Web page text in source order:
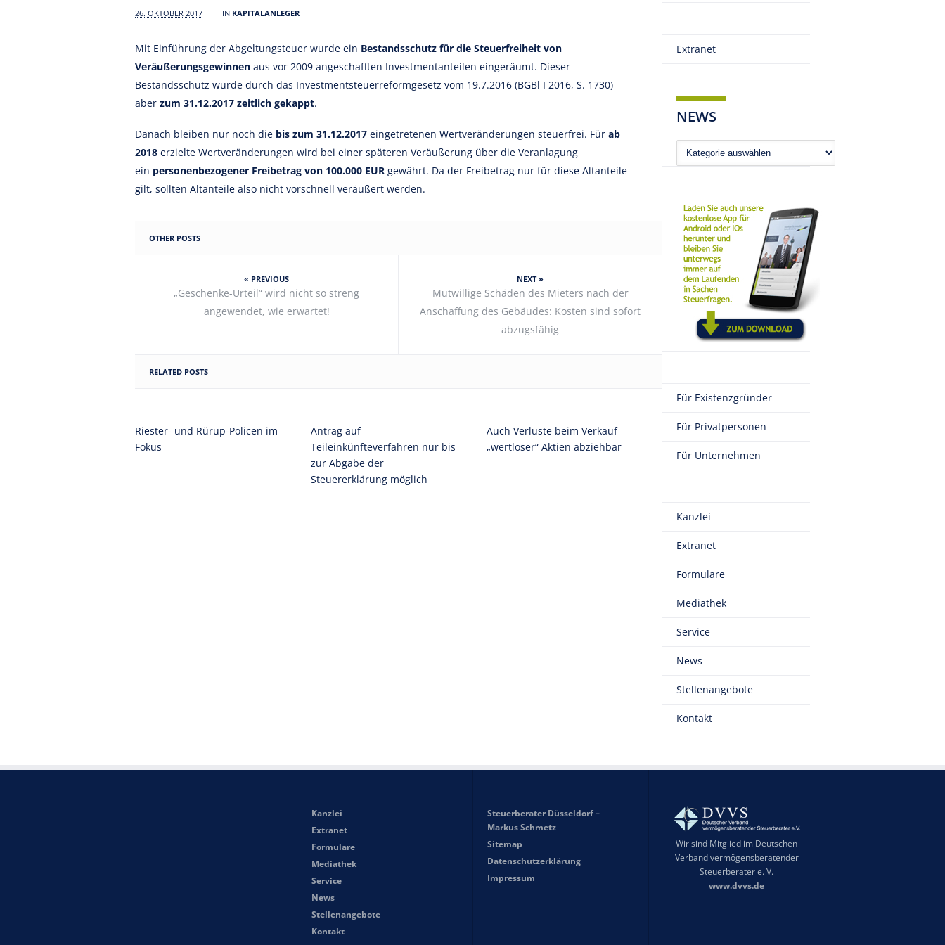
26. OKTOBER 2017 IN KAPITALANLEGER
Mit Einführung der Abgeltungsteuer wurde ein Bestandsschutz für die Steuerfreiheit von
Veräußerungsgewinnen aus vor 2009 angeschafften Investmentanteilen eingeräumt. Dieser
Bestandsschutz wurde durch das Investmentsteuerreformgesetz vom 19.7.2016 (BGBl I 2016, S. 1730)
aber zum 31.12.2017 zeitlich gekappt.
Danach bleiben nur noch die bis zum 31.12.2017 eingetretenen Wertveränderungen steuerfrei. Für ab
2018 erzielte Wertveränderungen wird bei einer späteren Veräußerung über die Veranlagung
ein personenbezogener Freibetrag von 100.000 EUR gewährt. Da der Freibetrag nur für diese Altanteile
gilt, sollten Altanteile also nicht vorschnell veräußert werden.
OTHER POSTS
« PREVIOUS
„Geschenke-Urteil“ wird nicht so streng
angewendet, wie erwartet!
NEXT »
Mutwillige Schäden des Mieters nach der
Anschaffung des Gebäudes: Kosten sind sofort
abzugsfähig
RELATED POSTS
Riester- und Rürup-Policen im
Fokus
Antrag auf
Teileinkünfteverfahren nur bis
zur Abgabe der
Steuererklärung möglich
Auch Verluste beim Verkauf
„wertloser“ Aktien abziehbar
Extranet
NEWS
News
Für Existenzgründer
Für Privatpersonen
Für Unternehmen
Kanzlei
Extranet
Formulare
Mediathek
Service
News
Stellenangebote
Kontakt
Kanzlei
Extranet
Formulare
Mediathek
Service
News
Stellenangebote
Kontakt
Steuerberater Düsseldorf –
Markus Schmetz
Sitemap
Datenschutzerklärung
Impressum
Wir sind Mitglied im Deutschen
Verband vermögensberatender
Steuerberater e. V.
www.dvvs.de